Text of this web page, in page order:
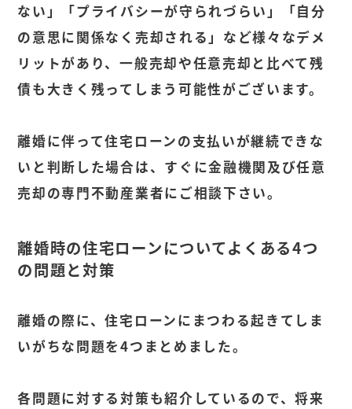
ない」「プライバシーが守られづらい」「自分
の意思に関係なく売却される」など様々なデメ
リットがあり、一般売却や任意売却と比べて残
債も大きく残ってしまう可能性がございます。
離婚に伴って住宅ローンの支払いが継続できな
いと判断した場合は、すぐに金融機関及び任意
売却の専門不動産業者にご相談下さい。
離婚時の住宅ローンについてよくある4つ
の問題と対策
離婚の際に、住宅ローンにまつわる起きてしま
いがちな問題を4つまとめました。
各問題に対する対策も紹介しているので、将来